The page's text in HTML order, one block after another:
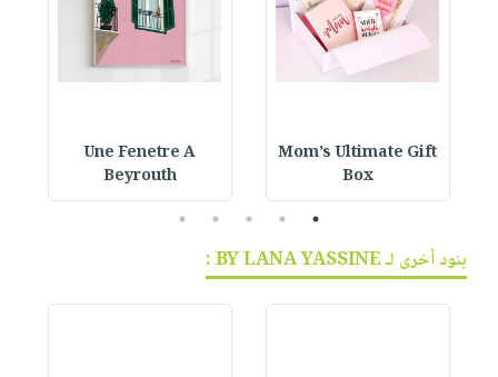
Mom’s Ultimate Gift
Box
Une Fenetre A
Beyrouth
1
2
3
4
5
بنود أخرى لـ BY LANA YASSINE :